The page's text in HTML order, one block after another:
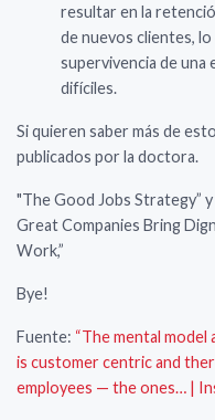
resultar en la
de nuevos clientes,
supervivencia de una
difíciles.
Si quieren saber más de
publicados por la doctora.
"The Good Jobs Strategy”
Great Companies Bring
Work,”
Bye!
Fuente: “The mental model
is customer centric and
employees — the ones… |